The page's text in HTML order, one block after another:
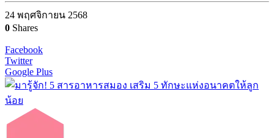
24 พฤศจิกายน 2568
0 Shares
Facebook
Twitter
Google Plus